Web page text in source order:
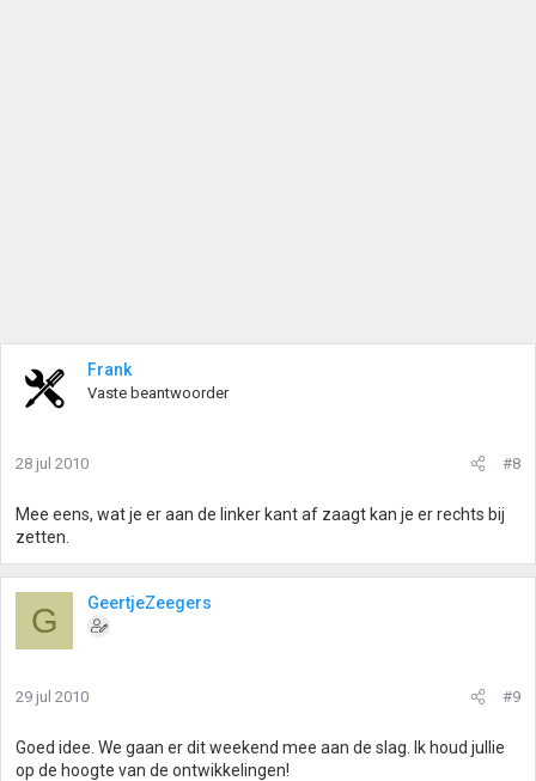
Frank
Vaste beantwoorder
28 jul 2010 #8
Mee eens, wat je er aan de linker kant af zaagt kan je er rechts bij
zetten.
G GeertjeZeegers
29 jul 2010 #9
Goed idee. We gaan er dit weekend mee aan de slag. Ik houd jullie
op de hoogte van de ontwikkelingen!